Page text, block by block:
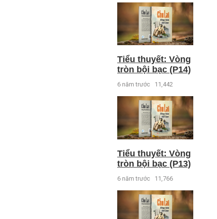
Tiểu thuyết: Vòng
tròn bội bạc (P14)
6 năm trước 11,442
Tiểu thuyết: Vòng
tròn bội bạc (P13)
6 năm trước 11,766